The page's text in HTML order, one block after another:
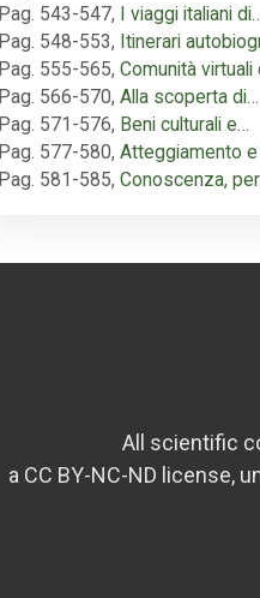
Pag. 543-547,
I viaggi italiani
Pag. 548-553, Itinerari
Pag. 555-565, Comunità virtuali
Pag. 566-570, Alla scoperta di…
Pag. 571-576, Beni culturali e…
Pag. 577-580, Atteggiamento
Pag. 581-585, Conoscenza,
All scientific
a CC BY-NC-ND license,